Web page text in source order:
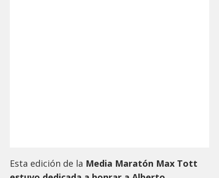
Esta edición de la Media Maratón Max Tott